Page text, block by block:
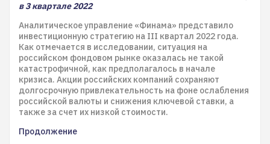
в 3 квартале 2022
Аналитическое управление «Финама» представило
инвестиционную стратегию на III квартал 2022 года.
Как отмечается в исследовании, ситуация на
российском фондовом рынке оказалась не такой
катастрофичной, как предполагалось в начале
кризиса. Акции российских компаний сохраняют
долгосрочную привлекательность на фоне ослабления
российской валюты и снижения ключевой ставки, а
также за счет их низкой стоимости.
Продолжение